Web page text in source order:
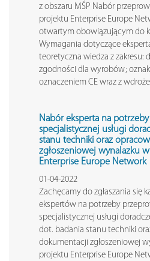
z obszaru MŚP Nabór
projektu Enterprise Europe
otwartym obowiązującym do
Wymagania dotyczące
teoretyczna wiedza z zakresu:
zgodności dla wyrobów;
oznaczeniem CE wraz z
Nabór eksperta na
specjalistycznej usługi
stanu techniki oraz
zgłoszeniowej wynalazku
Enterprise Europe Network
01-04-2022
Zachęcamy do zgłaszania się
ekspertów na potrzeby
specjalistycznej usługi
dot. badania stanu techniki
dokumentacji zgłoszeniowej
projektu Enterprise Europe